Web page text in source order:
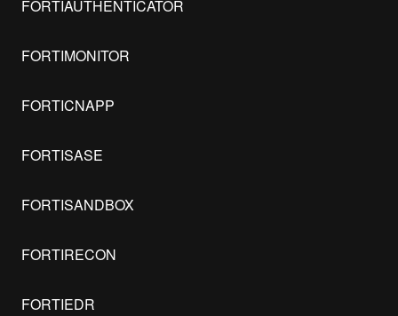
FORTIAUTHENTICATOR
FORTIMONITOR
FORTICNAPP
FORTISASE
FORTISANDBOX
FORTIRECON
FORTIEDR